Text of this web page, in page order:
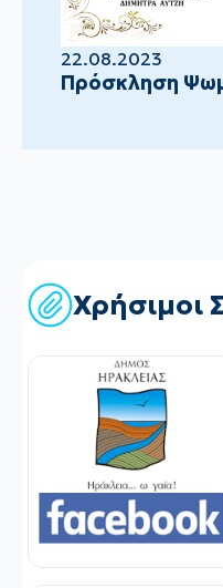
22.08.2023
Πρόσκληση
Χρήσιμοι